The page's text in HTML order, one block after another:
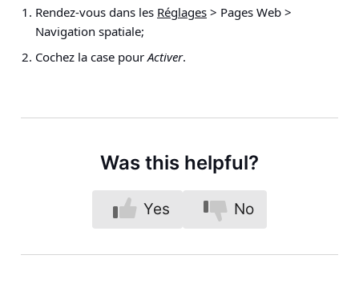
Rendez-vous dans les Réglages > Pages Web >
Navigation spatiale;
Cochez la case pourActiver.
Was this helpful?
Yes No